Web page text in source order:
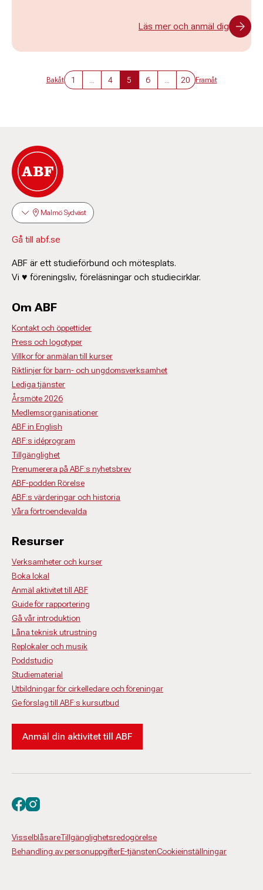
Läs mer och anmäl dig
Bakåt 1 4 5 6 20 Framåt
Malmö Sydväst
Gå till abf.se
ABF är ett studieförbund och mötesplats.
Vi ♥ föreningsliv, föreläsningar och studiecirklar.
Om ABF
Kontakt och öppettider
Press och logotyper
Villkor för anmälan till kurser
Riktlinjer för barn- och ungdomsverksamhet
Lediga tjänster
Årsmöte 2026
Medlemsorganisationer
ABF in English
ABF:s idéprogram
Tillgänglighet
Prenumerera på ABF:s nyhetsbrev
ABF-podden Rörelse
ABF:s värderingar och historia
Våra förtroendevalda
Resurser
Verksamheter och kurser
Boka lokal
Anmäl aktivitet till ABF
Guide för rapportering
Gå vår introduktion
Låna teknisk utrustning
Replokaler och musik
Poddstudio
Studiematerial
Utbildningar för cirkelledare och föreningar
Ge förslag till ABF:s kursutbud
Anmäl din aktivitet till ABF
VisselblåsareTillgänglighetsredogörelse
Behandling av personuppgifterE-tjänstenCookieinställningar
Besök oss på facebook
Besök oss på instagram